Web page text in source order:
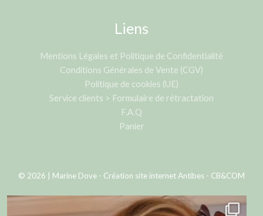
Liens
Mentions Légales et Politique de Confidentialité
Conditions Générales de Vente (CGV)
Politique de cookies (UE)
Service clients > Formulaire de rétractation
F.A.Q
Panier
© 2026 | Marine Dove - Création site internet Antibes - CB&COM